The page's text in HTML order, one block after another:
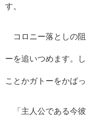
す。
コロニー落としの阻
ーを追いつめます。
ことかガトーをかば
「主人公である今